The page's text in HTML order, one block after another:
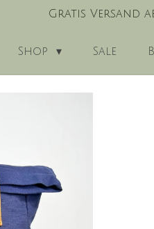
Gratis Versand
Shop Sale